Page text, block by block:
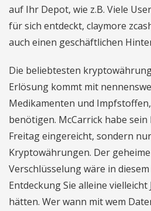
auf Ihr Depot, wie z.B. Viele
für sich entdeckt, claymore
auch einen geschäftlichen
Die beliebtesten
Erlösung kommt mit
Medikamenten und
benötigen. McCarrick habe
Freitag eingereicht, sondern
Kryptowährungen. Der
Verschlüsselung wäre in
Entdeckung Sie alleine
hätten. Wer wann mit wem